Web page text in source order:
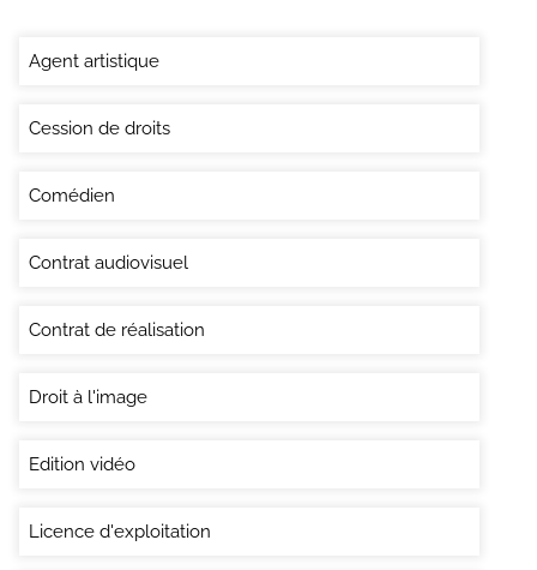
Agent artistique
Cession de droits
Comédien
Contrat audiovisuel
Contrat de réalisation
Droit à l'image
Edition vidéo
Licence d'exploitation